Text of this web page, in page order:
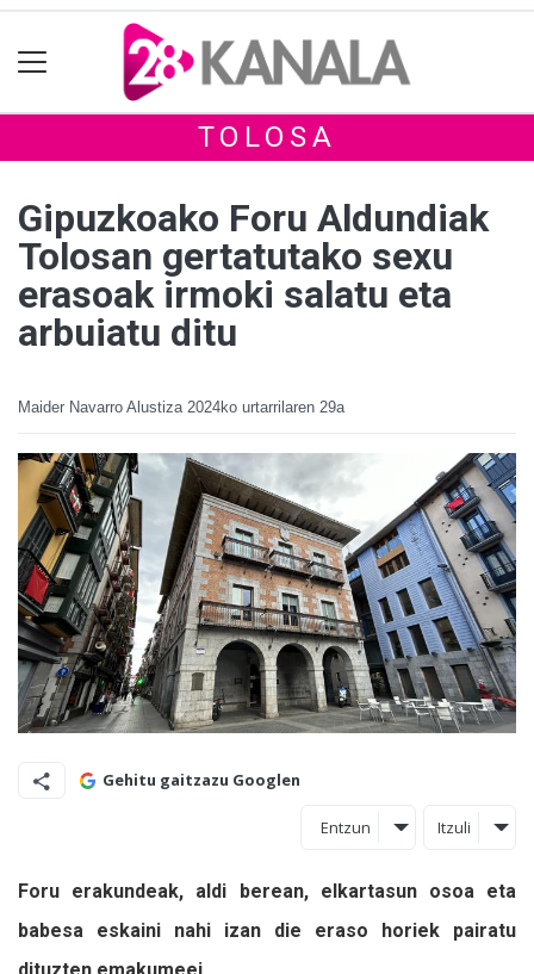
TOLOSA
Gipuzkoako Foru Aldundiak
Tolosan gertatutako sexu
erasoak irmoki salatu eta
arbuiatu ditu
Maider Navarro Alustiza 2024ko urtarrilaren 29a
Gehitu gaitzazu Googlen
Entzun Itzuli
Foru erakundeak, aldi berean, elkartasun osoa eta
babesa eskaini nahi izan die eraso horiek pairatu